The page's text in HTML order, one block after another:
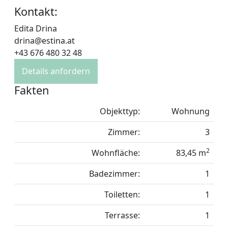
Kontakt:
Edita Drina
drina@estina.at
+43 676 480 32 48
Details anfordern
Fakten
Objekttyp:
Wohnung
Zimmer:
3
Wohnfläche:
83,45 m2
Badezimmer:
1
Toiletten:
1
Terrasse:
1